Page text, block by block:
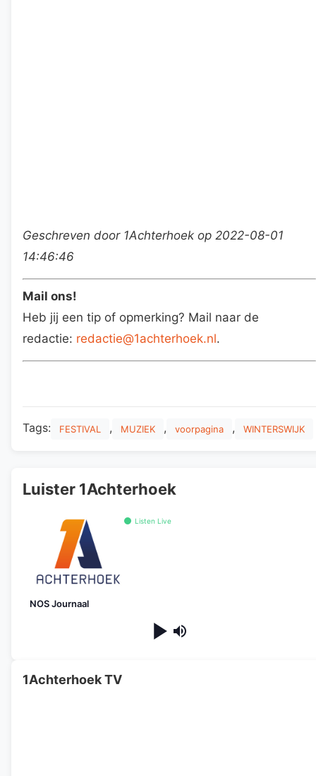
Geschreven door 1Achterhoek op 2022-08-01
14:46:46
Mail ons!
Heb jij een tip of opmerking? Mail naar de
redactie: redactie@1achterhoek.nl.
Tags: FESTIVAL , MUZIEK , voorpagina , WINTERSWIJK
Luister 1Achterhoek
Listen Live
NOS Journaal
1Achterhoek TV